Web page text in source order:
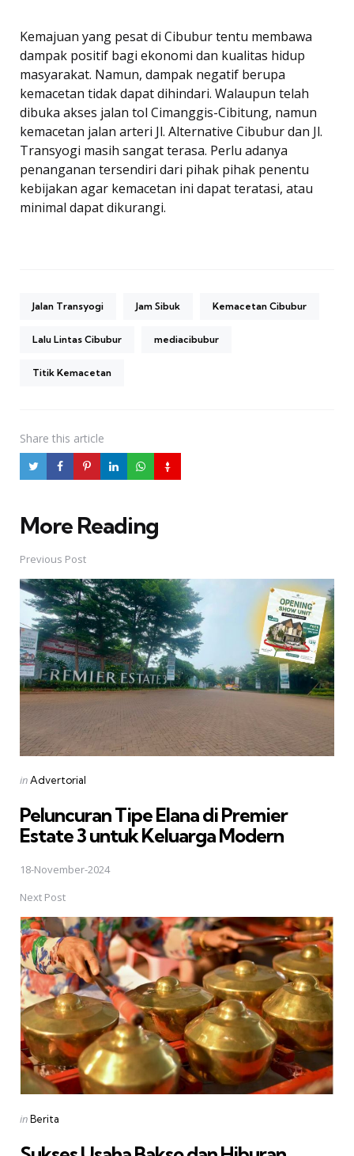
Kemajuan yang pesat di Cibubur tentu membawa
dampak positif bagi ekonomi dan kualitas hidup
masyarakat. Namun, dampak negatif berupa
kemacetan tidak dapat dihindari. Walaupun telah
dibuka akses jalan tol Cimanggis-Cibitung, namun
kemacetan jalan arteri Jl. Alternative Cibubur dan Jl.
Transyogi masih sangat terasa. Perlu adanya
penanganan tersendiri dari pihak pihak penentu
kebijakan agar kemacetan ini dapat teratasi, atau
minimal dapat dikurangi.
Jalan Transyogi Jam Sibuk Kemacetan Cibubur
Lalu Lintas Cibubur mediacibubur
Titik Kemacetan
Share this article
More Reading
Post
navigation
Previous Post
Posted
inAdvertorial
Peluncuran Tipe Elana di Premier
Estate 3 untuk Keluarga Modern
18-November-2024
Next Post
Posted
inBerita